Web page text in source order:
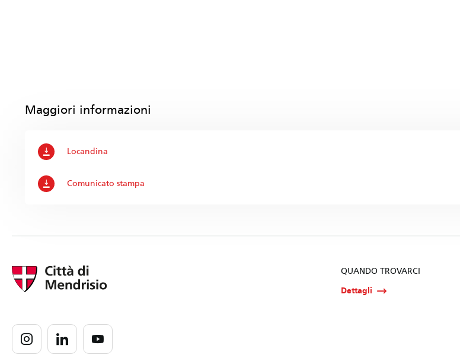
Maggiori informazioni
Locandina
Comunicato stampa
QUANDO TROVARCI
Dettagli